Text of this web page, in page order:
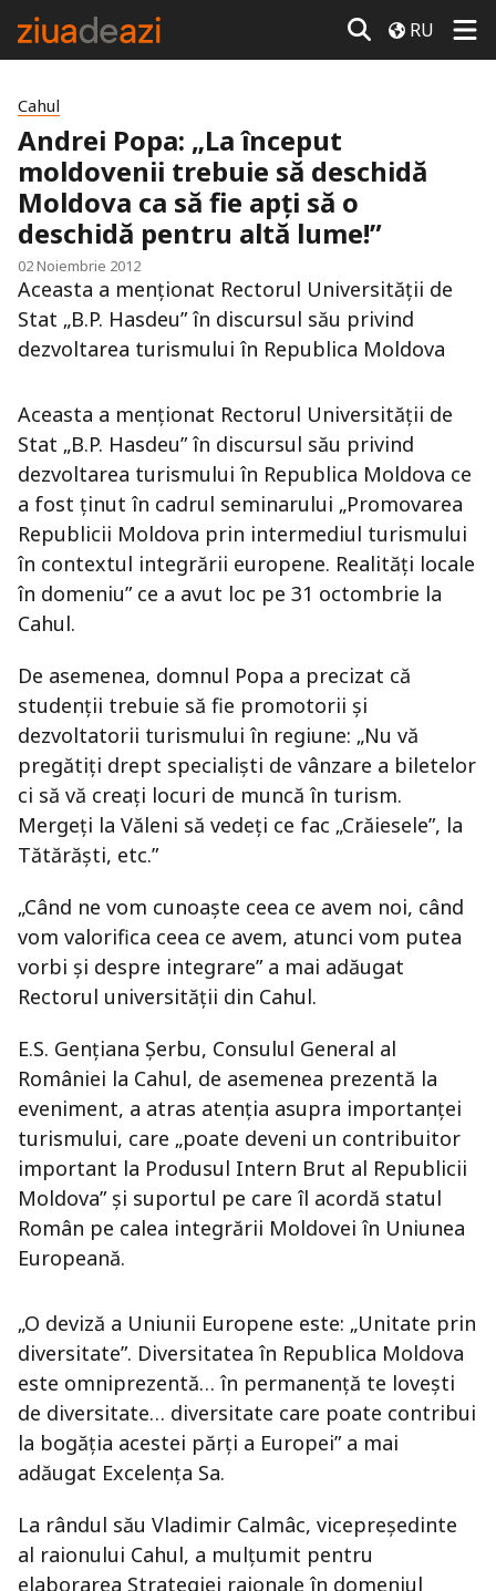
RU
Cahul
Andrei Popa: „La început
moldovenii trebuie să deschidă
Moldova ca să fie apţi să o
deschidă pentru altă lume!”
02 Noiembrie 2012
Aceasta a menţionat Rectorul Universităţii de
Stat „B.P. Hasdeu” în discursul său privind
dezvoltarea turismului în Republica Moldova
Aceasta a menţionat Rectorul Universităţii de
Stat „B.P. Hasdeu” în discursul său privind
dezvoltarea turismului în Republica Moldova ce
a fost ţinut în cadrul seminarului „Promovarea
Republicii Moldova prin intermediul turismului
în contextul integrării europene. Realităţi locale
în domeniu” ce a avut loc pe 31 octombrie la
Cahul.
De asemenea, domnul Popa a precizat că
studenţii trebuie să fie promotorii şi
dezvoltatorii turismului în regiune: „Nu vă
pregătiţi drept specialişti de vânzare a biletelor
ci să vă creaţi locuri de muncă în turism.
Mergeţi la Văleni să vedeţi ce fac „Crăiesele”, la
Tătărăşti, etc.”
„Când ne vom cunoaşte ceea ce avem noi, când
vom valorifica ceea ce avem, atunci vom putea
vorbi şi despre integrare” a mai adăugat
Rectorul universităţii din Cahul.
E.S. Genţiana Şerbu, Consulul General al
României la Cahul, de asemenea prezentă la
eveniment, a atras atenţia asupra importanţei
turismului, care „poate deveni un contribuitor
important la Produsul Intern Brut al Republicii
Moldova” şi suportul pe care îl acordă statul
Român pe calea integrării Moldovei în Uniunea
Europeană.
„O deviză a Uniunii Europene este: „Unitate prin
diversitate”. Diversitatea în Republica Moldova
este omniprezentă… în permanenţă te loveşti
de diversitate… diversitate care poate contribui
la bogăţia acestei părţi a Europei” a mai
adăugat Excelenţa Sa.
La rândul său Vladimir Calmâc, vicepreşedinte
al raionului Cahul, a mulţumit pentru
elaborarea Strategiei raionale în domeniul